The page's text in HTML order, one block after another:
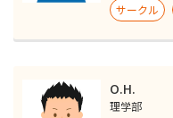
サークル
O.H.
理学部